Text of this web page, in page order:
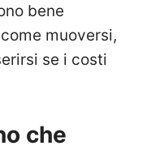
bene
muoversi,
se i costi
che